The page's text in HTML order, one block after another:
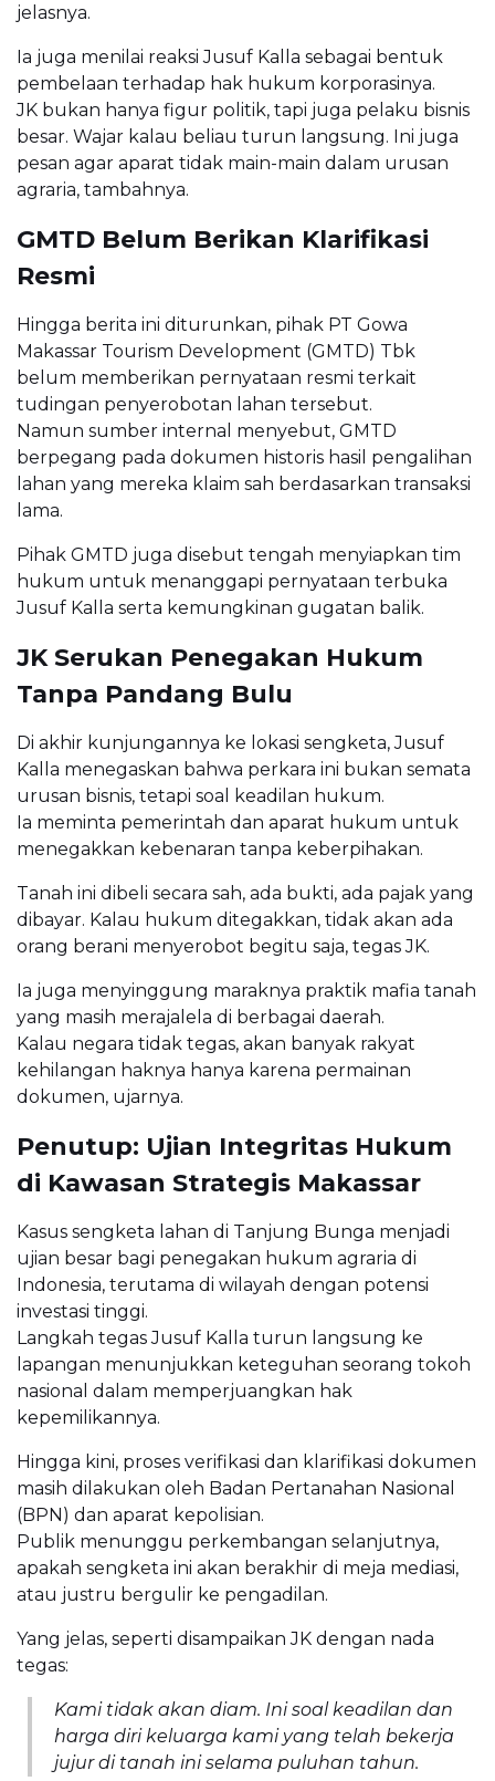
jelasnya.
Ia juga menilai reaksi Jusuf Kalla sebagai bentuk
pembelaan terhadap hak hukum korporasinya.
JK bukan hanya figur politik, tapi juga pelaku bisnis
besar. Wajar kalau beliau turun langsung. Ini juga
pesan agar aparat tidak main-main dalam urusan
agraria, tambahnya.
GMTD Belum Berikan Klarifikasi
Resmi
Hingga berita ini diturunkan, pihak PT Gowa
Makassar Tourism Development (GMTD) Tbk
belum memberikan pernyataan resmi terkait
tudingan penyerobotan lahan tersebut.
Namun sumber internal menyebut, GMTD
berpegang pada dokumen historis hasil pengalihan
lahan yang mereka klaim sah berdasarkan transaksi
lama.
Pihak GMTD juga disebut tengah menyiapkan tim
hukum untuk menanggapi pernyataan terbuka
Jusuf Kalla serta kemungkinan gugatan balik.
JK Serukan Penegakan Hukum
Tanpa Pandang Bulu
Di akhir kunjungannya ke lokasi sengketa, Jusuf
Kalla menegaskan bahwa perkara ini bukan semata
urusan bisnis, tetapi soal keadilan hukum.
Ia meminta pemerintah dan aparat hukum untuk
menegakkan kebenaran tanpa keberpihakan.
Tanah ini dibeli secara sah, ada bukti, ada pajak yang
dibayar. Kalau hukum ditegakkan, tidak akan ada
orang berani menyerobot begitu saja, tegas JK.
Ia juga menyinggung maraknya praktik mafia tanah
yang masih merajalela di berbagai daerah.
Kalau negara tidak tegas, akan banyak rakyat
kehilangan haknya hanya karena permainan
dokumen, ujarnya.
Penutup: Ujian Integritas Hukum
di Kawasan Strategis Makassar
Kasus sengketa lahan di Tanjung Bunga menjadi
ujian besar bagi penegakan hukum agraria di
Indonesia, terutama di wilayah dengan potensi
investasi tinggi.
Langkah tegas Jusuf Kalla turun langsung ke
lapangan menunjukkan keteguhan seorang tokoh
nasional dalam memperjuangkan hak
kepemilikannya.
Hingga kini, proses verifikasi dan klarifikasi dokumen
masih dilakukan oleh Badan Pertanahan Nasional
(BPN) dan aparat kepolisian.
Publik menunggu perkembangan selanjutnya,
apakah sengketa ini akan berakhir di meja mediasi,
atau justru bergulir ke pengadilan.
Yang jelas, seperti disampaikan JK dengan nada
tegas:
Kami tidak akan diam. Ini soal keadilan dan
harga diri keluarga kami yang telah bekerja
jujur di tanah ini selama puluhan tahun.